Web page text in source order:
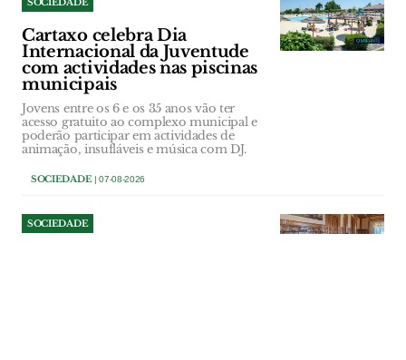
Cartaxo celebra Dia
Internacional da Juventude
com actividades nas piscinas
municipais
Jovens entre os 6 e os 35 anos vão ter
acesso gratuito ao complexo municipal e
poderão participar em actividades de
animação, insufláveis e música com DJ.
SOCIEDADE| 07-08-2026
SOCIEDADE